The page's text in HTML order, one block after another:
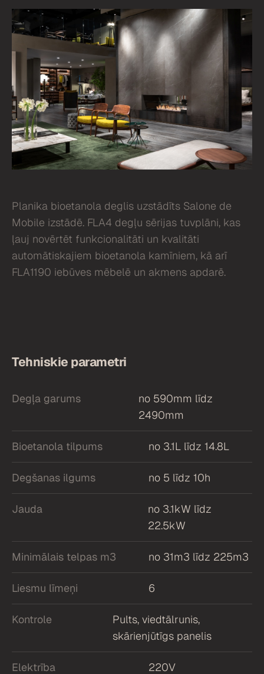
Planika bioetanola deglis uzstādīts Salone de
Mobile izstādē. FLA4 degļu sērijas tuvplāni, kas
ļauj novērtēt funkcionalitāti un kvalitāti
automātiskajiem bioetanola kamīniem, kā arī
FLA1190 iebūves mēbelē un akmens apdarē.
Tehniskie parametri
Degļa garums
no 590mm līdz
2490mm
Bioetanola tilpums no 3.1L līdz 14.8L
Degšanas ilgums no 5 līdz 10h
Jauda
no 3.1kW līdz
22.5kW
Minimālais telpas m3 no 31m3 līdz 225m3
Liesmu līmeņi 6
Kontrole
Pults, viedtālrunis,
skārienjūtīgs panelis
Elektrība 220V